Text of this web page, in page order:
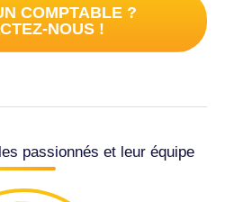
COMPTABLE ?
NOUS !
passionnés et leur équipe